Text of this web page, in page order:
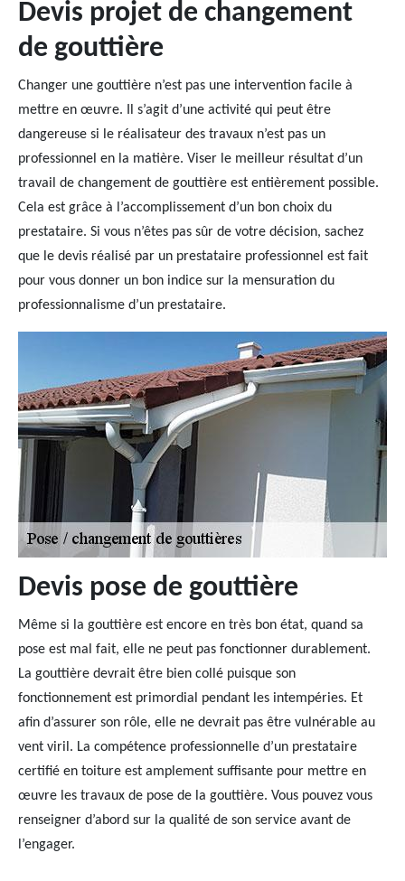
Devis projet de changement
de gouttière
Changer une gouttière n’est pas une intervention facile à
mettre en œuvre. Il s’agit d’une activité qui peut être
dangereuse si le réalisateur des travaux n’est pas un
professionnel en la matière. Viser le meilleur résultat d’un
travail de changement de gouttière est entièrement possible.
Cela est grâce à l’accomplissement d’un bon choix du
prestataire. Si vous n’êtes pas sûr de votre décision, sachez
que le devis réalisé par un prestataire professionnel est fait
pour vous donner un bon indice sur la mensuration du
professionnalisme d’un prestataire.
Devis pose de gouttière
Même si la gouttière est encore en très bon état, quand sa
pose est mal fait, elle ne peut pas fonctionner durablement.
La gouttière devrait être bien collé puisque son
fonctionnement est primordial pendant les intempéries. Et
afin d’assurer son rôle, elle ne devrait pas être vulnérable au
vent viril. La compétence professionnelle d’un prestataire
certifié en toiture est amplement suffisante pour mettre en
œuvre les travaux de pose de la gouttière. Vous pouvez vous
renseigner d’abord sur la qualité de son service avant de
l’engager.